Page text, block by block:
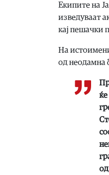
Екипите на
изведуваат
кај пешачки
На
од неодамна